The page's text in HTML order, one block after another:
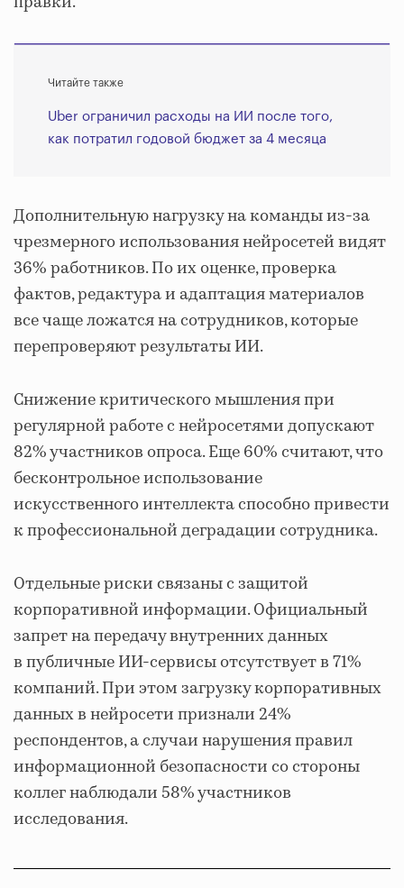
Читайте также
Uber ограничил расходы на ИИ после того,
как потратил годовой бюджет за 4 месяца
Дополнительную нагрузку на команды из-за
чрезмерного использования нейросетей видят
36% работников. По их оценке, проверка
фактов, редактура и адаптация материалов
все чаще ложатся на сотрудников, которые
перепроверяют результаты ИИ.
Снижение критического мышления при
регулярной работе с нейросетями допускают
82% участников опроса. Еще 60% считают, что
бесконтрольное использование
искусственного интеллекта способно привести
к профессиональной деградации сотрудника.
Отдельные риски связаны с защитой
корпоративной информации. Официальный
запрет на передачу внутренних данных
в публичные ИИ-сервисы отсутствует в 71%
компаний. При этом загрузку корпоративных
данных в нейросети признали 24%
респондентов, а случаи нарушения правил
информационной безопасности со стороны
коллег наблюдали 58% участников
исследования.